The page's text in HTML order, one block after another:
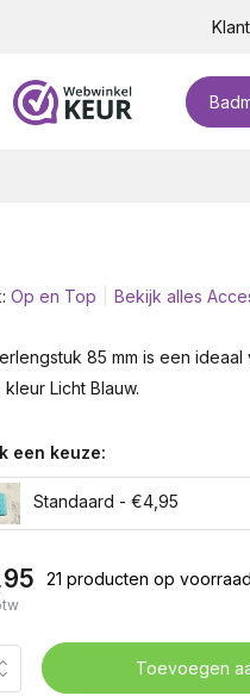
Op en Top Bekijk alles
85 mm is een
Licht Blauw.
een keuze:
Standaard - €4,95
21 producten op voorraad
Toevoegen